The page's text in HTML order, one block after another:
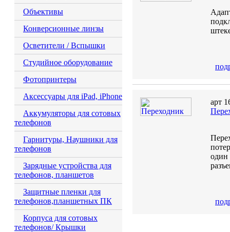
Объективы
Конверсионные линзы
Осветители / Вспышки
Студийное оборудование
Фотопринтеры
Аксессуары для iPad, iPhone
Аккумуляторы для сотовых
телефонов
Гарнитуры, Наушники для
телефонов
Зарядные устройства для
телефонов, планшетов
Защитные пленки для
телефонов,планшетных ПК
Корпуса для сотовых
телефонов/ Крышки
арт
один